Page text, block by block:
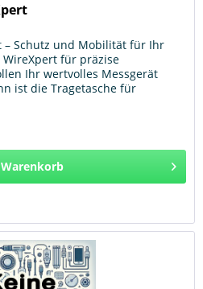
– Schutz und Mobilität für Ihr
für präzise
Ihr wertvolles Messgerät
ist die Tragetasche für
Warenkorb